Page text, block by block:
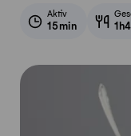
Aktiv
15min